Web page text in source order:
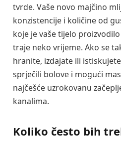
tvrde. Vaše novo majčino
konzistencije i količine od
koje je vaše tijelo
traje neko vrijeme. Ako se
hranite, izdajate ili
sprječili bolove i mogući
najčešće uzrokovanu
kanalima.
Koliko često bih